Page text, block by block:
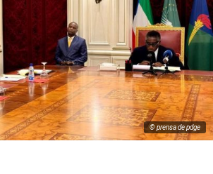
© prensa de pdge